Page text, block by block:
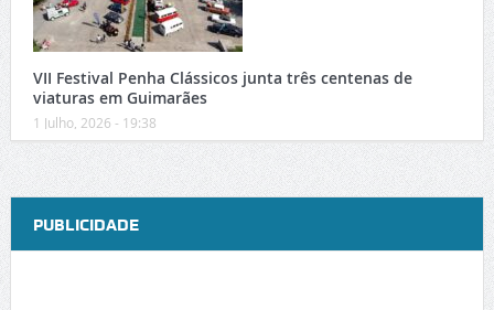
VII Festival Penha Clássicos junta três centenas de
viaturas em Guimarães
1 Julho, 2026 - 19:38
PUBLICIDADE